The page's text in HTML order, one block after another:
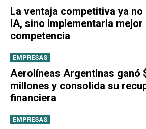
La ventaja competitiva ya no
IA, sino implementarla mejor
competencia
EMPRESAS
Aerolíneas Argentinas ganó
millones y consolida su
financiera
EMPRESAS